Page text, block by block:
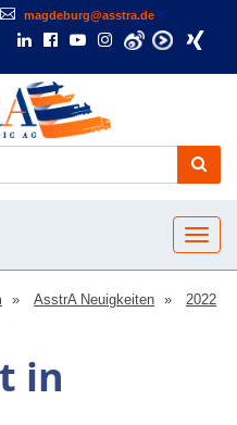
magdeburg@asstra.de
AsstrA Neuigkeiten
2022
in